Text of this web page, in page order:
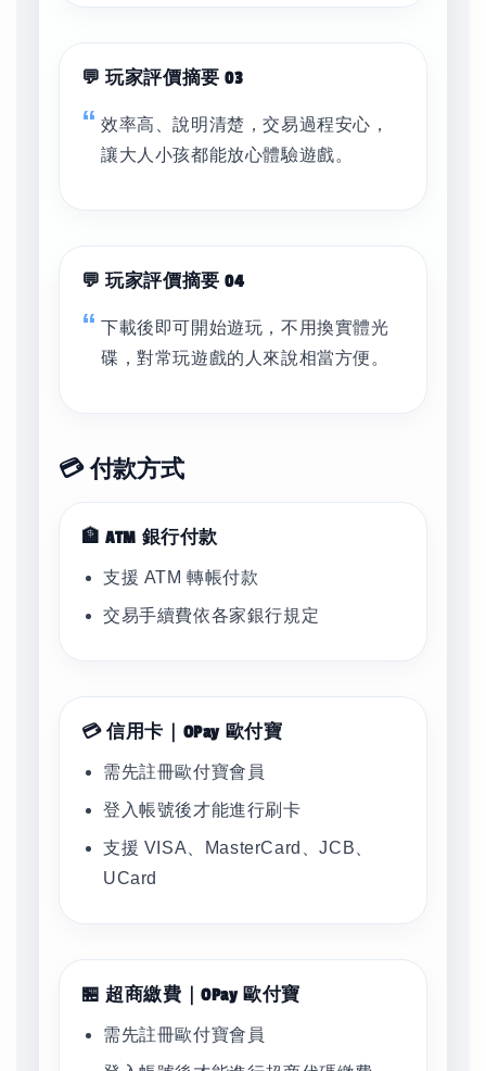
💬 玩家評價摘要 03
效率高、說明清楚，交易過程安心，
讓大人小孩都能放心體驗遊戲。
💬 玩家評價摘要 04
下載後即可開始遊玩，不用換實體光
碟，對常玩遊戲的人來說相當方便。
💳 付款方式
🏦 ATM 銀行付款
支援 ATM 轉帳付款
交易手續費依各家銀行規定
💳 信用卡｜OPay 歐付寶
需先註冊歐付寶會員
登入帳號後才能進行刷卡
支援 VISA、MasterCard、JCB、
UCard
🏪 超商繳費｜OPay 歐付寶
需先註冊歐付寶會員